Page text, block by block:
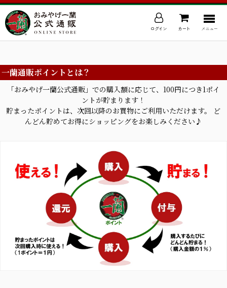
ログイン カート メニュー
一蘭通販ポイントとは？
「おみやげ一蘭公式通販」での購入額に応じて、100円につき1ポイ
ントが貯まります！
貯まったポイントは、次回以降のお買物にご利用いただけます。 ど
んどん貯めてお得にショッピングをお楽しみください♪